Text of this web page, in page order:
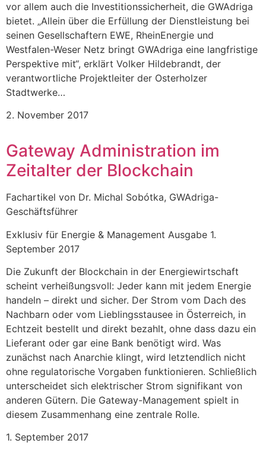
vor allem auch die Investitionssicherheit, die GWAdriga
bietet. „Allein über die Erfüllung der Dienstleistung bei
seinen Gesellschaftern EWE, RheinEnergie und
Westfalen-Weser Netz bringt GWAdriga eine langfristige
Perspektive mit“, erklärt Volker Hildebrandt, der
verantwortliche Projektleiter der Osterholzer
Stadtwerke…
2. November 2017
Gateway Administration im
Zeitalter der Blockchain
Fachartikel von Dr. Michal Sobótka, GWAdriga-
Geschäftsführer
Exklusiv für Energie & Management Ausgabe 1.
September 2017
Die Zukunft der Blockchain in der Energiewirtschaft
scheint verheißungsvoll: Jeder kann mit jedem Energie
handeln – direkt und sicher. Der Strom vom Dach des
Nachbarn oder vom Lieblingsstausee in Österreich, in
Echtzeit bestellt und direkt bezahlt, ohne dass dazu ein
Lieferant oder gar eine Bank benötigt wird. Was
zunächst nach Anarchie klingt, wird letztendlich nicht
ohne regulatorische Vorgaben funktionieren. Schließlich
unterscheidet sich elektrischer Strom signifikant von
anderen Gütern. Die Gateway-Management spielt in
diesem Zusammenhang eine zentrale Rolle.
1. September 2017